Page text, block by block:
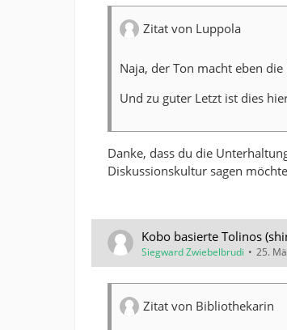
Zitat von Luppola
Naja, der Ton macht eben
Und zu guter Letzt ist dies
Danke, dass du die
Diskussionskultur sagen
Kobo basierte Tolinos
Siegward Zwiebelbrudi 25.
Zitat von Bibliothekarin